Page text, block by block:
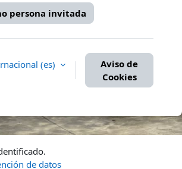
persona invitada
‎(es)‎
Aviso de
Cookies
de datos